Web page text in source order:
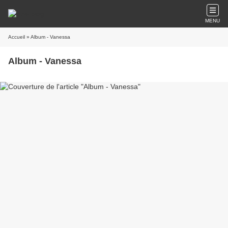
MENU
Accueil » Album - Vanessa
Album - Vanessa